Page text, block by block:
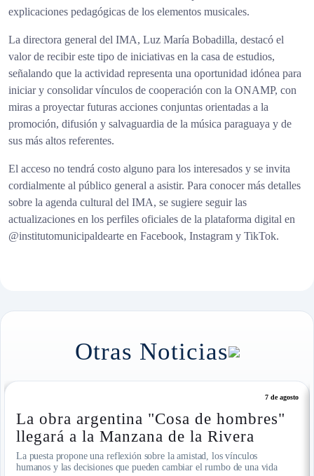
explicaciones pedagógicas de los elementos musicales.
La directora general del IMA, Luz María Bobadilla, destacó el
valor de recibir este tipo de iniciativas en la casa de estudios,
señalando que la actividad representa una oportunidad idónea para
iniciar y consolidar vínculos de cooperación con la ONAMP, con
miras a proyectar futuras acciones conjuntas orientadas a la
promoción, difusión y salvaguardia de la música paraguaya y de
sus más altos referentes.
El acceso no tendrá costo alguno para los interesados y se invita
cordialmente al público general a asistir. Para conocer más detalles
sobre la agenda cultural del IMA, se sugiere seguir las
actualizaciones en los perfiles oficiales de la plataforma digital en
@institutomunicipaldearte en Facebook, Instagram y TikTok.
Otras Noticias
7 de agosto
La obra argentina "Cosa de hombres"
llegará a la Manzana de la Rivera
La puesta propone una reflexión sobre la amistad, los vínculos
humanos y las decisiones que pueden cambiar el rumbo de una vida